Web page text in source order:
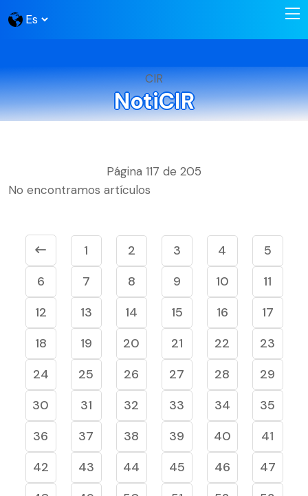
CIR
NotiCIR
Página 117 de 205
No encontramos artículos
1 2 3 4
5
6
7 8 9 10
11
12
13 14 15 16
17
18
19 20 21 22
23
24
25 26 27 28
29
30
31 32 33 34
35
36
37 38 39 40
41
42
43 44 45 46
47